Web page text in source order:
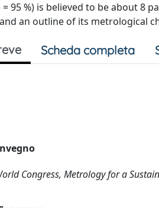
95 %) is believed to be about 8
an outline of its metrological
Scheda completa
Congress, Metrology for a